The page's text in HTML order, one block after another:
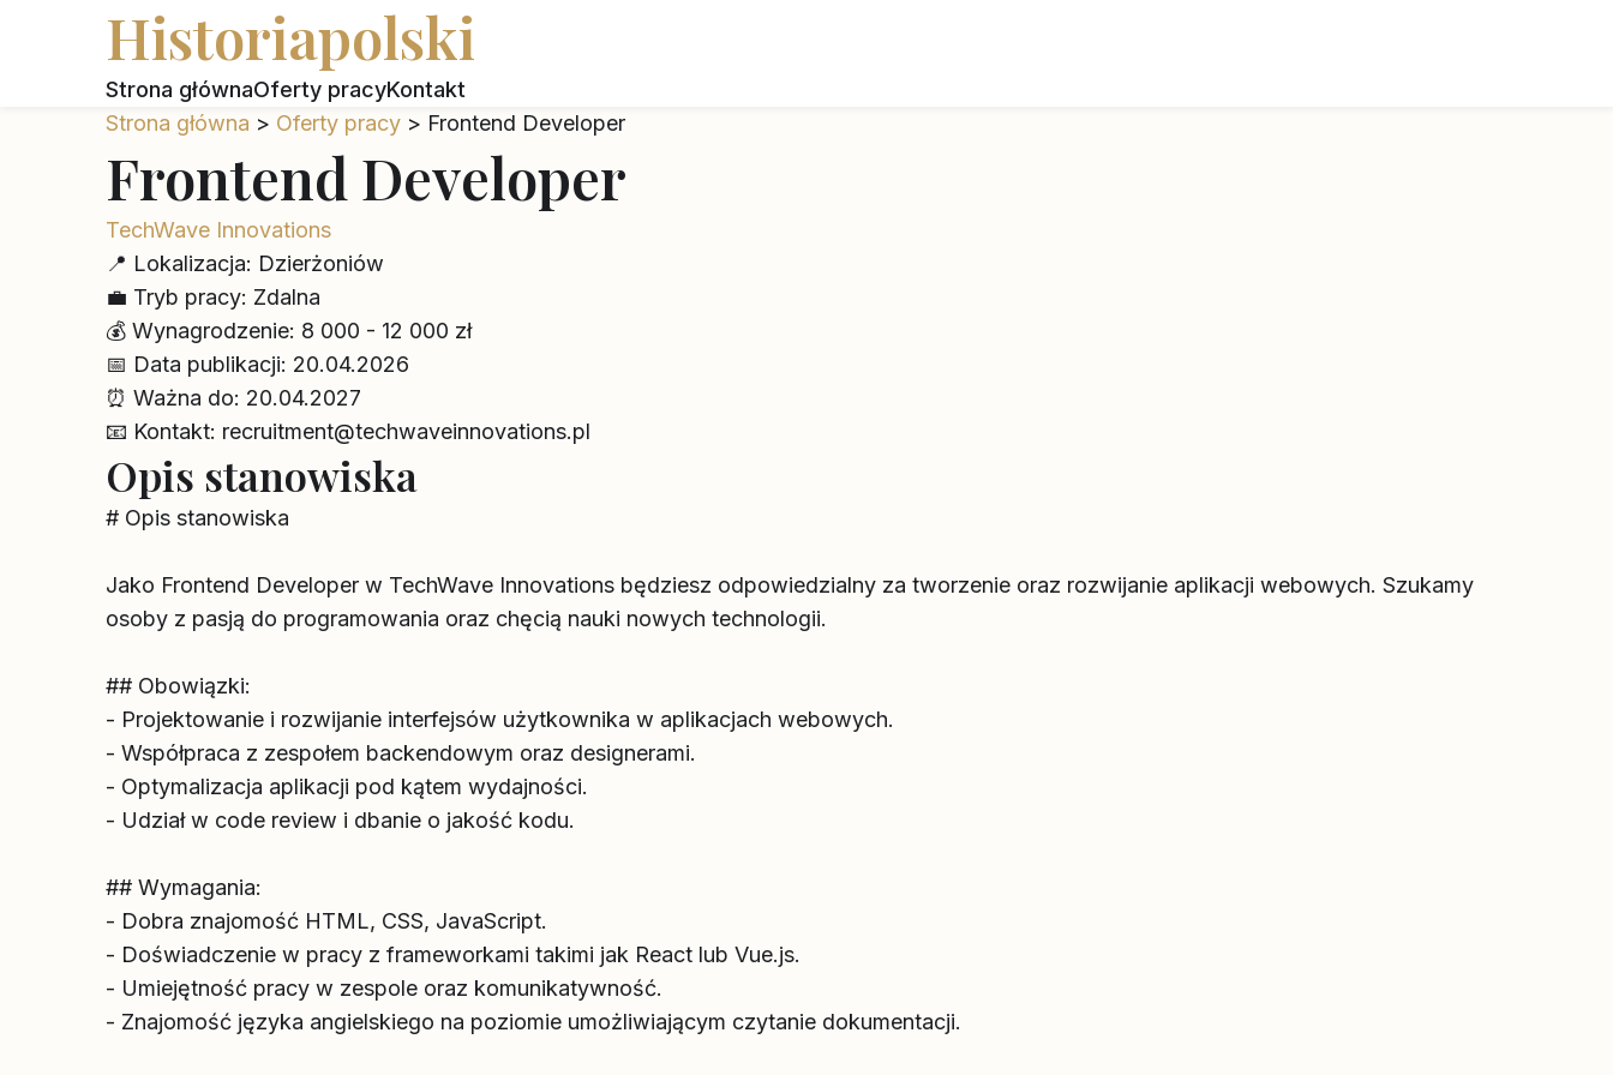
Historiapolski
Strona głównaOferty pracyKontakt
Strona główna > Oferty pracy > Frontend Developer
Frontend Developer
TechWave Innovations
📍 Lokalizacja: Dzierżoniów
💼 Tryb pracy: Zdalna
💰 Wynagrodzenie: 8 000 - 12 000 zł
📅 Data publikacji: 20.04.2026
⏰ Ważna do: 20.04.2027
📧 Kontakt: recruitment@techwaveinnovations.pl
Opis stanowiska
# Opis stanowiska
Jako Frontend Developer w TechWave Innovations będziesz odpowiedzialny za tworzenie oraz rozwijanie aplikacji webowych. Szukamy
osoby z pasją do programowania oraz chęcią nauki nowych technologii.
## Obowiązki:
- Projektowanie i rozwijanie interfejsów użytkownika w aplikacjach webowych.
- Współpraca z zespołem backendowym oraz designerami.
- Optymalizacja aplikacji pod kątem wydajności.
- Udział w code review i dbanie o jakość kodu.
## Wymagania:
- Dobra znajomość HTML, CSS, JavaScript.
- Doświadczenie w pracy z frameworkami takimi jak React lub Vue.js.
- Umiejętność pracy w zespole oraz komunikatywność.
- Znajomość języka angielskiego na poziomie umożliwiającym czytanie dokumentacji.